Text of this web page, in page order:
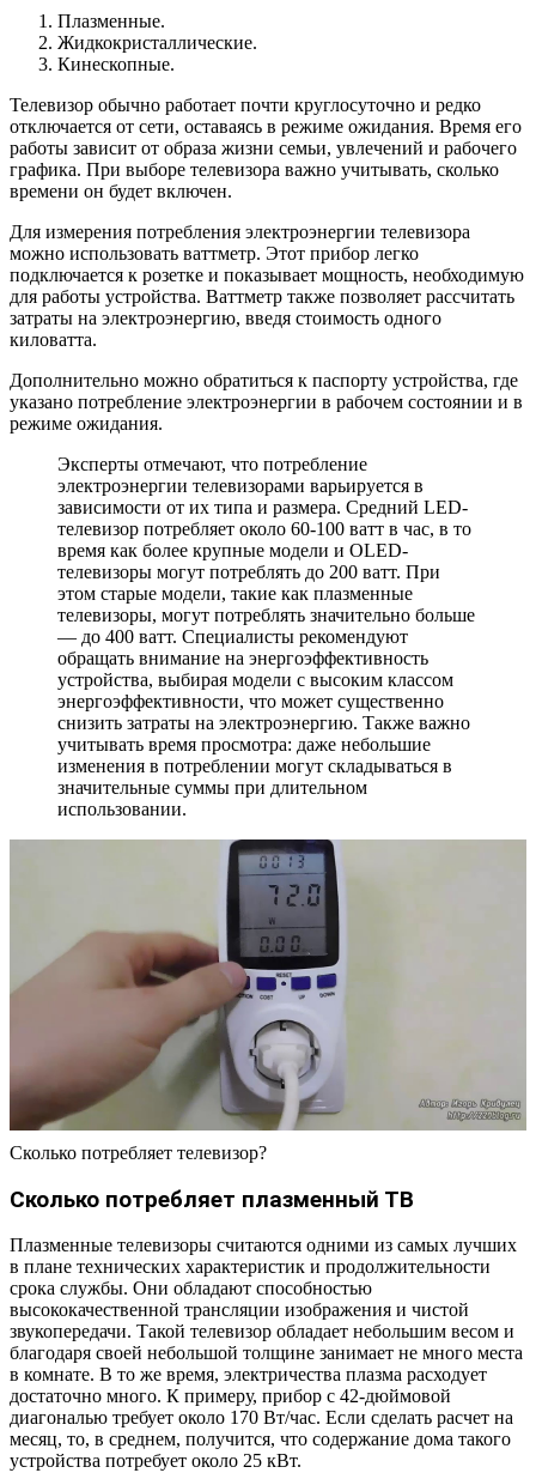
Плазменные.
Жидкокристаллические.
Кинескопные.
Телевизор обычно работает почти круглосуточно и редко
отключается от сети, оставаясь в режиме ожидания. Время его
работы зависит от образа жизни семьи, увлечений и рабочего
графика. При выборе телевизора важно учитывать, сколько
времени он будет включен.
Для измерения потребления электроэнергии телевизора
можно использовать ваттметр. Этот прибор легко
подключается к розетке и показывает мощность, необходимую
для работы устройства. Ваттметр также позволяет рассчитать
затраты на электроэнергию, введя стоимость одного
киловатта.
Дополнительно можно обратиться к паспорту устройства, где
указано потребление электроэнергии в рабочем состоянии и в
режиме ожидания.
Эксперты отмечают, что потребление
электроэнергии телевизорами варьируется в
зависимости от их типа и размера. Средний LED-
телевизор потребляет около 60-100 ватт в час, в то
время как более крупные модели и OLED-
телевизоры могут потреблять до 200 ватт. При
этом старые модели, такие как плазменные
телевизоры, могут потреблять значительно больше
— до 400 ватт. Специалисты рекомендуют
обращать внимание на энергоэффективность
устройства, выбирая модели с высоким классом
энергоэффективности, что может существенно
снизить затраты на электроэнергию. Также важно
учитывать время просмотра: даже небольшие
изменения в потреблении могут складываться в
значительные суммы при длительном
использовании.
Сколько потребляет телевизор?
Сколько потребляет плазменный ТВ
Плазменные телевизоры считаются одними из самых лучших
в плане технических характеристик и продолжительности
срока службы. Они обладают способностью
высококачественной трансляции изображения и чистой
звукопередачи. Такой телевизор обладает небольшим весом и
благодаря своей небольшой толщине занимает не много места
в комнате. В то же время, электричества плазма расходует
достаточно много. К примеру, прибор с 42-дюймовой
диагональю требует около 170 Вт/час. Если сделать расчет на
месяц, то, в среднем, получится, что содержание дома такого
устройства потребует около 25 кВт.